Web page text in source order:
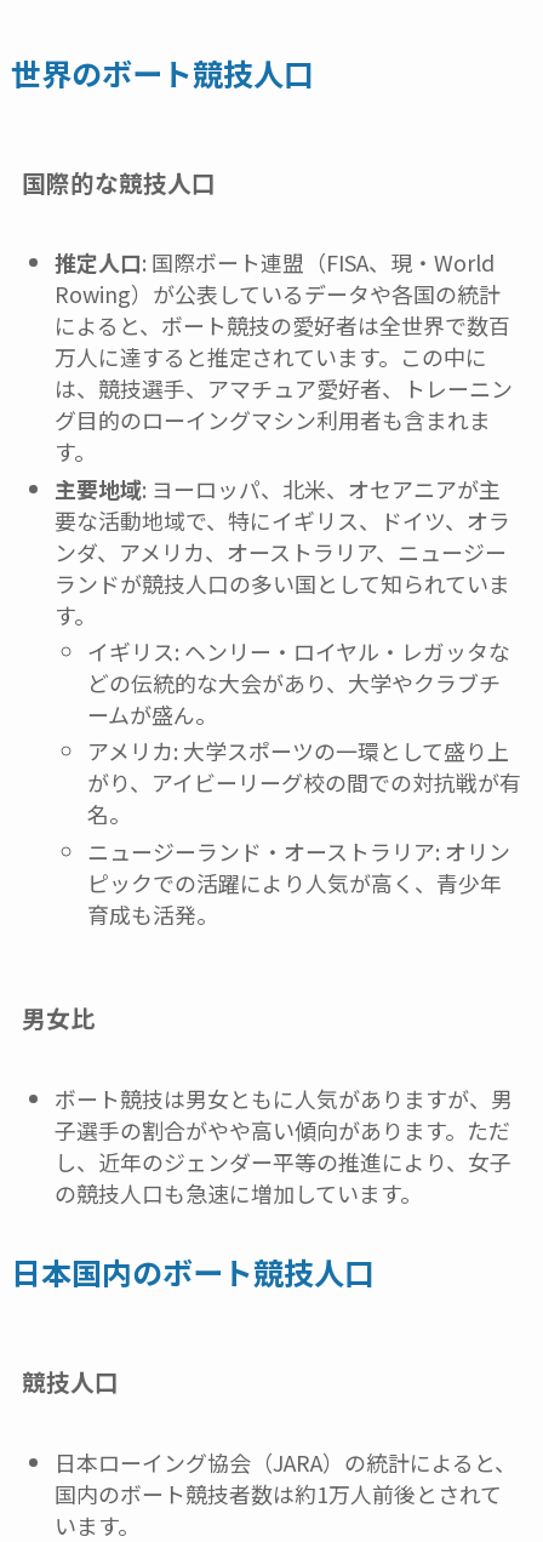
世界のボート競技人口
国際的な競技人口
推定人口: 国際ボート連盟（FISA、現・World
Rowing）が公表しているデータや各国の統計
によると、ボート競技の愛好者は全世界で数百
万人に達すると推定されています。この中に
は、競技選手、アマチュア愛好者、トレーニン
グ目的のローイングマシン利用者も含まれま
す。
主要地域: ヨーロッパ、北米、オセアニアが主
要な活動地域で、特にイギリス、ドイツ、オラ
ンダ、アメリカ、オーストラリア、ニュージー
ランドが競技人口の多い国として知られていま
す。
イギリス: ヘンリー・ロイヤル・レガッタな
どの伝統的な大会があり、大学やクラブチ
ームが盛ん。
アメリカ: 大学スポーツの一環として盛り上
がり、アイビーリーグ校の間での対抗戦が有
名。
ニュージーランド・オーストラリア: オリン
ピックでの活躍により人気が高く、青少年
育成も活発。
男女比
ボート競技は男女ともに人気がありますが、男
子選手の割合がやや高い傾向があります。ただ
し、近年のジェンダー平等の推進により、女子
の競技人口も急速に増加しています。
日本国内のボート競技人口
競技人口
日本ローイング協会（JARA）の統計によると、
国内のボート競技者数は約1万人前後とされて
います。